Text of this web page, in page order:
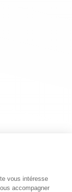
vous intéresse
accompagner